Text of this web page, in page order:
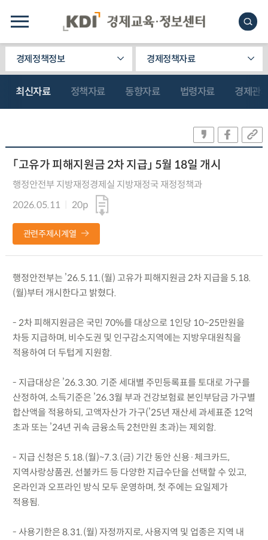
경제정책정보 경제정책자료
최신자료 정책자료 동향자료 법령자료 경제관
「고유가 피해지원금 2차 지급」 5월 18일 개시
행정안전부 지방재정경제실 지방재정국 재정정책과
2026.05.11
20p
관련주제시계열
행정안전부는 ’26.5.11.(월) 고유가 피해지원금 2차 지급을 5.18.
(월)부터 개시한다고 밝혔다.
- 2차 피해지원금은 국민 70%를 대상으로 1인당 10~25만원을
차등 지급하며, 비수도권 및 인구감소지역에는 지방우대원칙을
적용하여 더 두텁게 지원함.
- 지급대상은 ’26.3.30. 기준 세대별 주민등록표를 토대로 가구를
산정하여, 소득기준은 ’26.3월 부과 건강보험료 본인부담금 가구별
합산액을 적용하되, 고액자산가 가구(’25년 재산세 과세표준 12억
초과 또는 ’24년 귀속 금융소득 2천만원 초과)는 제외함.
- 지급 신청은 5.18.(월)~7.3.(금) 기간 동안 신용·체크카드,
지역사랑상품권, 선불카드 등 다양한 지급수단을 선택할 수 있고,
온라인과 오프라인 방식 모두 운영하며, 첫 주에는 요일제가
적용됨.
- 사용기한은 8.31.(월) 자정까지로, 사용지역 및 업종은 지역 내